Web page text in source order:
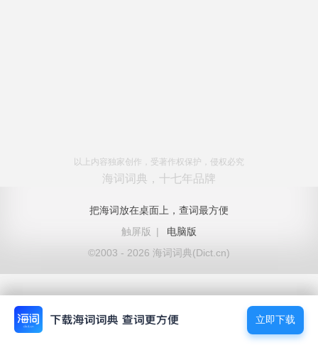
以上内容独家创作，受著作权保护，侵权必究
海词词典，十七年品牌
把海词放在桌面上，查词最方便
触屏版
|
电脑版
©2003 - 2026 海词词典(Dict.cn)
立即下载
立即下载